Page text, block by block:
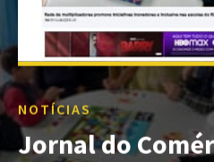
NOTÍCIAS
Jornal do